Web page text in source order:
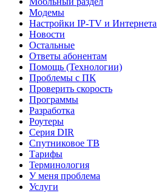
Модемы
Настройки IP-TV и Интернета
Новости
Остальные
Ответы абонентам
Помощь (Технологии)
Проблемы с ПК
Проверить скорость
Программы
Разработка
Роутеры
Серия DIR
Спутниковое ТВ
Тарифы
Терминология
У меня проблема
Услуги